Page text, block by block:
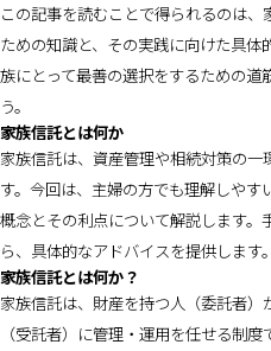
この記事を読むことで得られるのは
ための知識と、その実践に向けた具体
族にとって最善の選択をするための道
う。
家族信託とは何か
家族信託は、資産管理や相続対策の
す。今回は、主婦の方でも理解しやす
概念とその利点について解説します。
ら、具体的なアドバイスを提供します。
家族信託とは何か？
家族信託は、財産を持つ人（委託者
（受託者）に管理・運用を任せる制